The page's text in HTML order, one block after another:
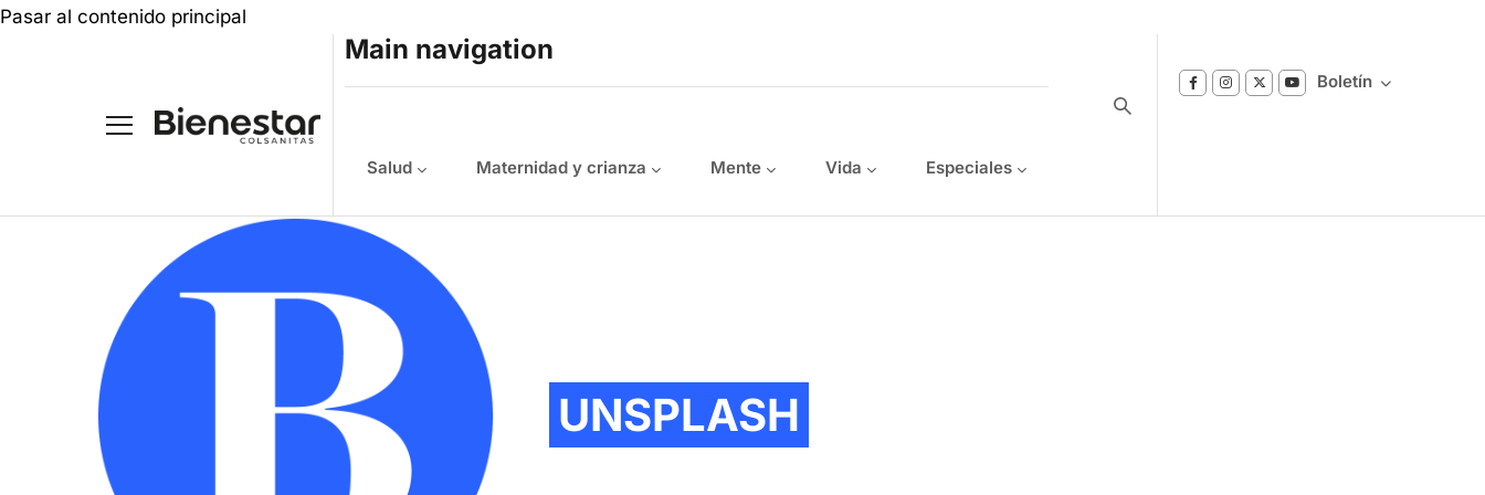
Pasar al contenido principal
Main navigation
Salud Maternidad y crianza Mente Vida Especiales
Boletín
UNSPLASH